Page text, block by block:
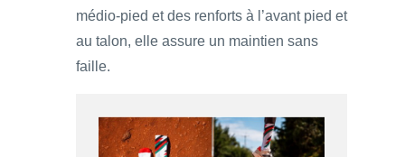
médio-pied et des renforts à l’avant pied et
au talon, elle assure un maintien sans
faille.